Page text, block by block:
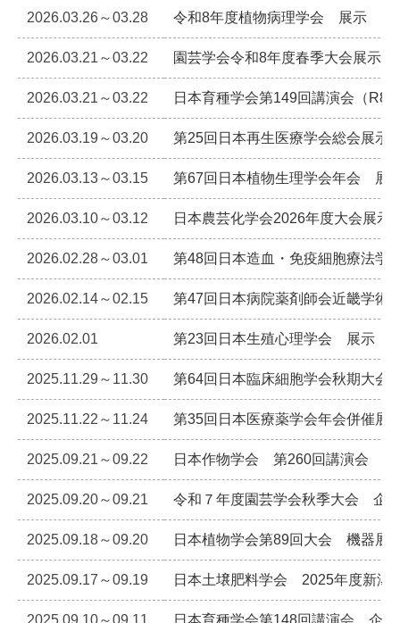
2026.03.26～03.28 令和8年度植物病理学会 展示
2026.03.21～03.22 園芸学会令和8年度春季大会展示
2026.03.21～03.22 日本育種学会第149回講演会（R8
2026.03.19～03.20 第25回日本再生医療学会総会展示
2026.03.13～03.15 第67回日本植物生理学会年会 展
2026.03.10～03.12 日本農芸化学会2026年度大会展示
2026.02.28～03.01 第48回日本造血・免疫細胞療法
2026.02.14～02.15 第47回日本病院薬剤師会近畿学
2026.02.01 第23回日本生殖心理学会 展示
2025.11.29～11.30 第64回日本臨床細胞学会秋期大会
2025.11.22～11.24 第35回日本医療薬学会年会併催展
2025.09.21～09.22 日本作物学会 第260回講演会 企
2025.09.20～09.21 令和７年度園芸学会秋季大会 企
2025.09.18～09.20 日本植物学会第89回大会 機器展
2025.09.17～09.19 日本土壌肥料学会 2025年度新
2025.09.10～09.11 日本育種学会第148回講演会 企業